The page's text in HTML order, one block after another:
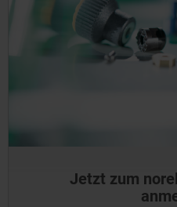
Jetzt zum